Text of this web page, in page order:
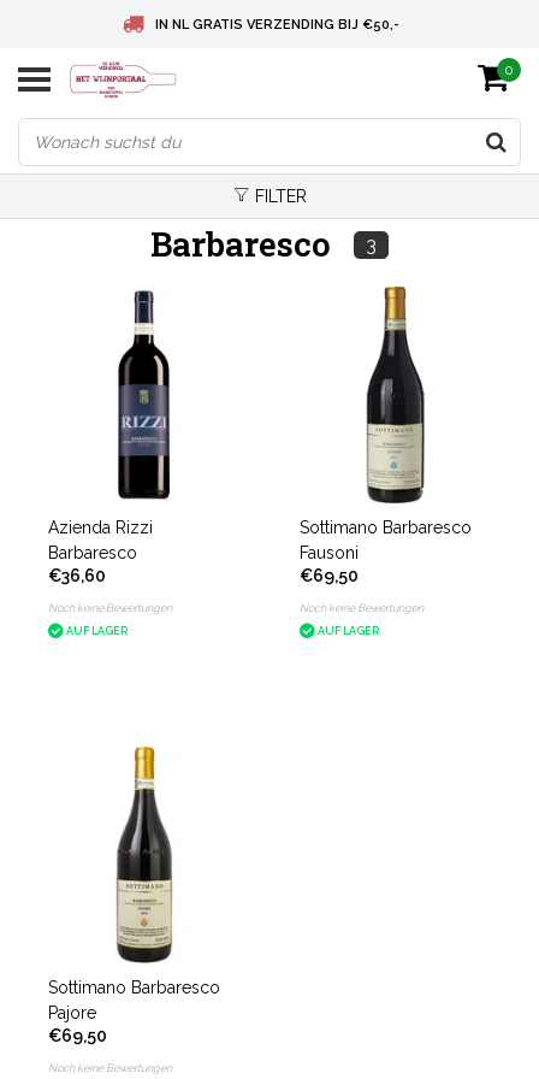
IN NL GRATIS VERZENDING BIJ €50,-
BELGIE GRATIS VERZENDING BIJ € 75
DEUTSCHLAND VERSANDKOSTENFREI AB € 75
0
FILTER
Barbaresco 3
Azienda Rizzi
Barbaresco
€36,60
Noch keine Bewertungen
AUF LAGER
Sottimano Barbaresco
Fausoni
€69,50
Noch keine Bewertungen
AUF LAGER
Sottimano Barbaresco
Pajore
€69,50
Noch keine Bewertungen